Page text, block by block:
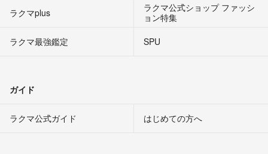
ラクマplus
ラクマ公式ショップ ファッシ
ョン特集
ラクマ最強鑑定
SPU
ガイド
ラクマ公式ガイド はじめての方へ